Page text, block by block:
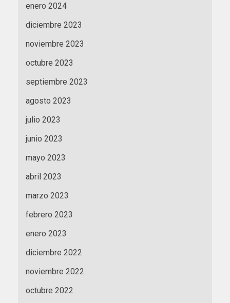
enero 2024
diciembre 2023
noviembre 2023
octubre 2023
septiembre 2023
agosto 2023
julio 2023
junio 2023
mayo 2023
abril 2023
marzo 2023
febrero 2023
enero 2023
diciembre 2022
noviembre 2022
octubre 2022